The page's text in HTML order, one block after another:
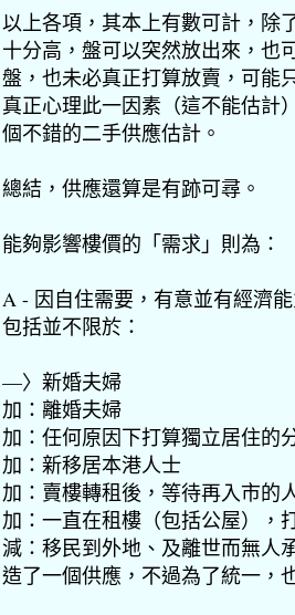
以上各項，其本上有數可計，除
十分高，盤可以突然放出來，也
盤，也未必真正打算放賣，可能
真正心理此一因素（這不能估計
個不錯的二手供應估計。
總結，供應還算是有跡可尋。
能夠影響樓價的「需求」則為：
A - 因自住需要，有意並有經濟
包括並不限於：
—〉新婚夫婦
加：離婚夫婦
加：任何原因下打算獨立居住的
加：新移居本港人士
加：賣樓轉租後，等待再入市的
加：一直在租樓（包括公屋），
減：移民到外地、及離世而無人
造了一個供應，不過為了統一，